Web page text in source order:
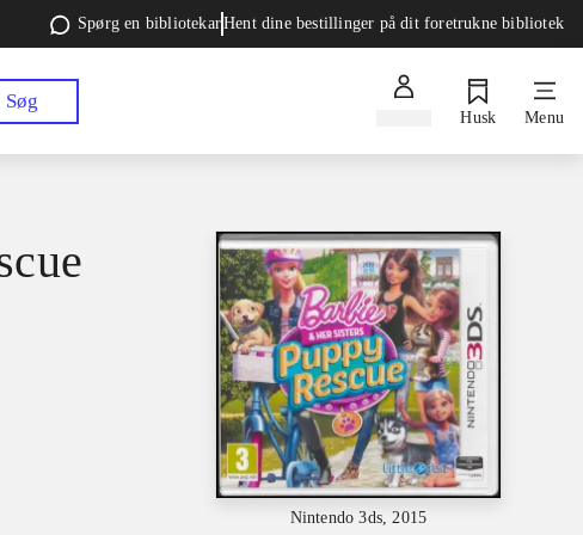
Spørg en bibliotekarHent dine bestillinger på dit foretrukne bibliotek
Søg
Husk Menu
Nintendo 3ds, 2015